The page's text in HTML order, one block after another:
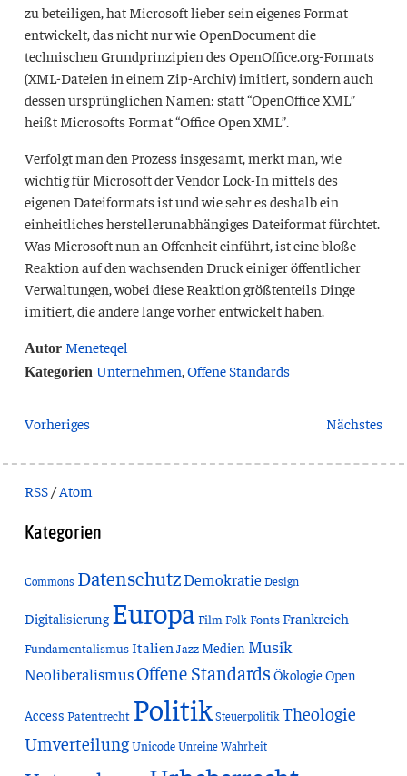
zu beteiligen, hat Microsoft lieber sein eigenes Format
entwickelt, das nicht nur wie OpenDocument die
technischen Grundprinzipien des OpenOffice.org-Formats
(XML-Dateien in einem Zip-Archiv) imitiert, sondern auch
dessen ursprünglichen Namen: statt “OpenOffice XML”
heißt Microsofts Format “Office Open XML”.
Verfolgt man den Prozess insgesamt, merkt man, wie
wichtig für Microsoft der Vendor Lock-In mittels des
eigenen Dateiformats ist und wie sehr es deshalb ein
einheitliches herstellerunabhängiges Dateiformat fürchtet.
Was Microsoft nun an Offenheit einführt, ist eine bloße
Reaktion auf den wachsenden Druck einiger öffentlicher
Verwaltungen, wobei diese Reaktion größtenteils Dinge
imitiert, die andere lange vorher entwickelt haben.
Autor Meneteqel
Kategorien Unternehmen Offene Standards
Vorheriges Nächstes
RSS/Atom
Kategorien
Commons DatenschutzDemokratieDesign
Digitalisierung EuropaFilm Folk Fonts Frankreich
Fundamentalismus Italien Jazz Medien Musik
NeoliberalismusOffene Standards ÖkologieOpen
Access Patentrecht PolitikSteuerpolitik Theologie
UmverteilungUnicodeUnreine Wahrheit